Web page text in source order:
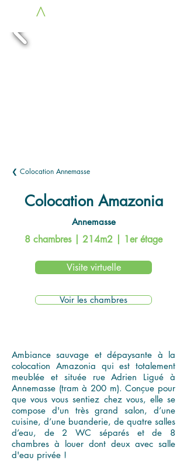
A
❮ Colocation Annemasse
Colocation Amazonia
Annemasse
8 chambres | 214m2 | 1er étage
Visite virtuelle
Voir les chambres
Ambiance sauvage et dépaysante à la
colocation Amazonia qui est totalement
meublée et située rue Adrien Ligué à
Annemasse (tram à 200 m). Conçue pour
que vous vous sentiez chez vous, elle se
compose d'un très grand salon, d’une
cuisine, d’une buanderie, de quatre salles
d’eau, de 2 WC séparés et de 8
chambres à louer dont deux avec salle
d'eau privée !